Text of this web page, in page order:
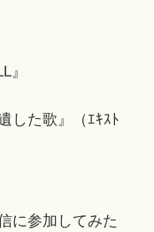
』
した歌』（ｴｷｽﾄ
に参加してみた